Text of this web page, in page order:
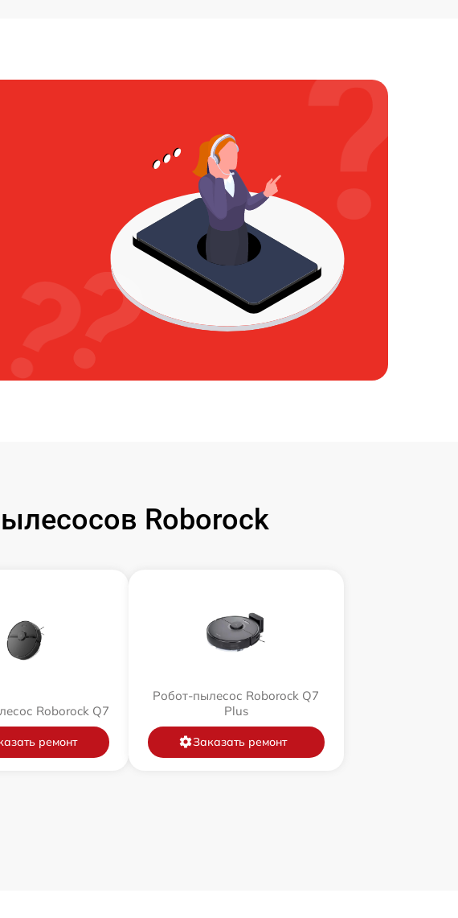
Roborock
Roborock Q7
ремонт
Робот-пылесос Roborock Q7
Plus
Заказать ремонт